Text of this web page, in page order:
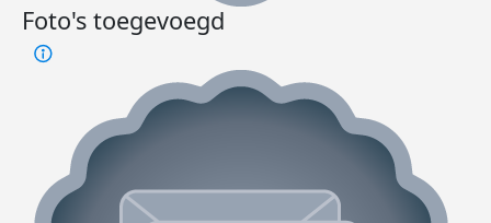
Foto's toegevoegd